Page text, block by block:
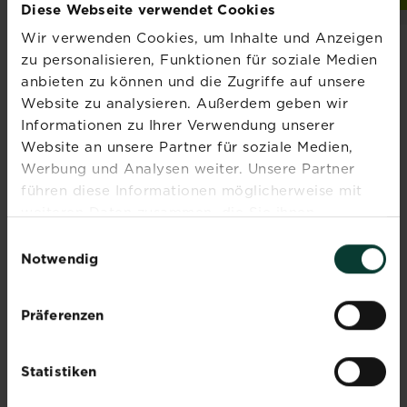
Diese Webseite verwendet Cookies
Wir verwenden Cookies, um Inhalte und Anzeigen
zu personalisieren, Funktionen für soziale Medien
anbieten zu können und die Zugriffe auf unsere
Website zu analysieren. Außerdem geben wir
Informationen zu Ihrer Verwendung unserer
Website an unsere Partner für soziale Medien,
Werbung und Analysen weiter. Unsere Partner
führen diese Informationen möglicherweise mit
weiteren Daten zusammen, die Sie ihnen
Nutzung der Dienste gesammelt haben.
Notwendig
Präferenzen
Statistiken
Abonniere jetzt
den Liebe deinen
Garten Newsletter
Melde dich jetzt zu unserem